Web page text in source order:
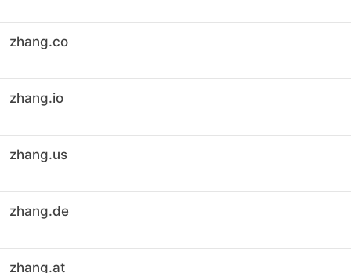
zhang.co
zhang.io
zhang.us
zhang.de
zhang.at